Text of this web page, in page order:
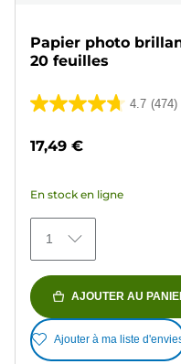
Papier photo
20 feuilles
4.7 (474)
4.7
474
avis
17,49 €
En stock en ligne
1
AJOUTER AU
Ajouter à ma liste